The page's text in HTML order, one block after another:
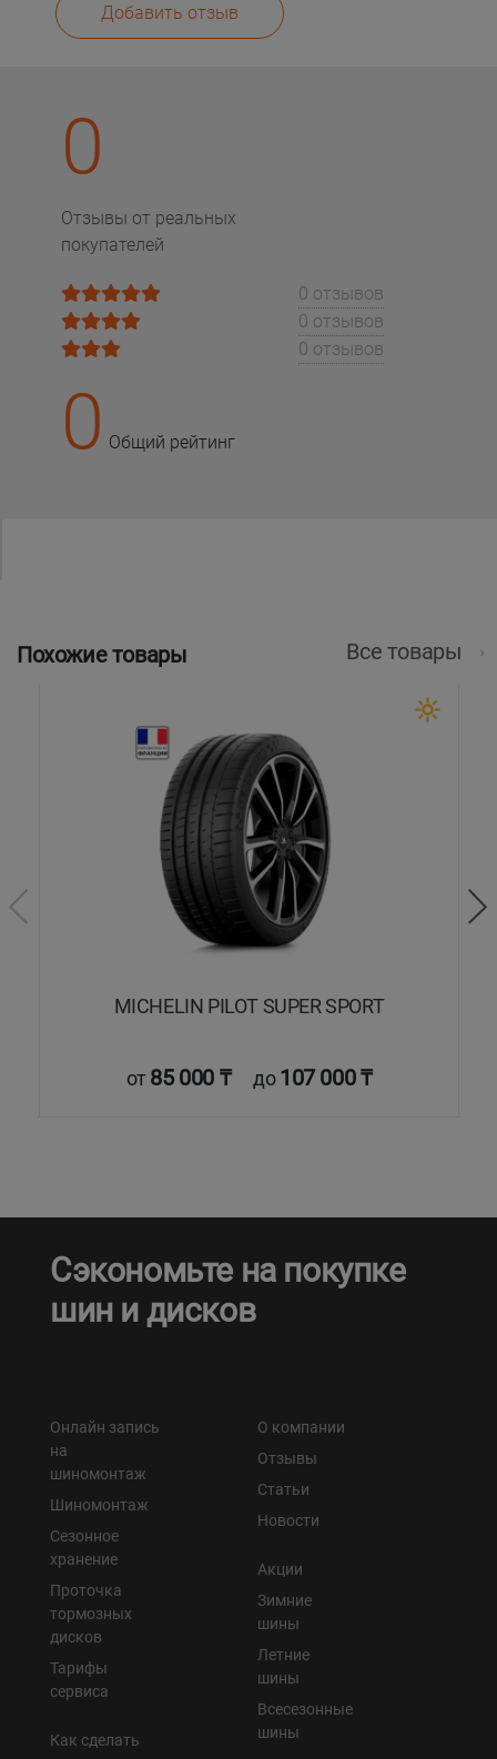
Добавить отзыв
0
Отзывы от реальных
покупателей
0 отзывов
0 отзывов
0 отзывов
0 Общий рейтинг
Похожие товары Все товары
MICHELIN PILOT SUPER SPORT
от85 000 ₸ до107 000 ₸
Сэкономьте на покупке
шин и дисков
Онлайн запись
на
шиномонтаж
Шиномонтаж
Сезонное
хранение
Проточка
тормозных
дисков
Тарифы
сервиса
Как сделать
О компании
Отзывы
Статьи
Новости
Акции
Зимние
шины
Летние
шины
Всесезонные
шины